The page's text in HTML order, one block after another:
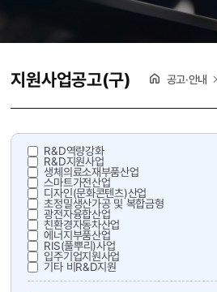
지원사업공고(구) 공고·안내
R&D역량강화
R&D지원사업
생체의료소재부품산업
스마트가전산업
디자인(문화콘텐츠)산업
초정밀생산가공 및 복합금형
광전자융합산업
친환경자동차산업
에너지부품산업
RIS(풀뿌리)사업
입주기업지원사업
기타 비R&D지원